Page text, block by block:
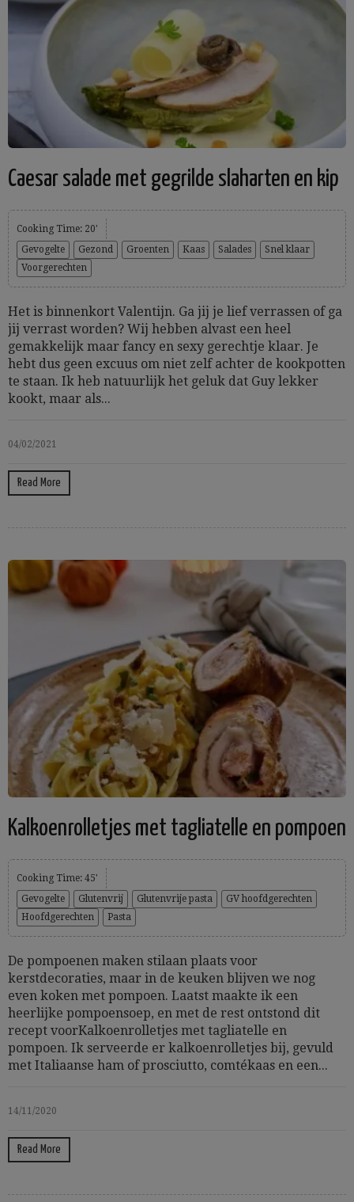
Caesar salade met gegrilde slaharten en kip
Cooking Time: 20'
Gevogelte
Gezond Groenten Kaas Salades
Snel klaar
Voorgerechten
Het is binnenkort Valentijn. Ga jij je lief verrassen of ga
jij verrast worden? Wij hebben alvast een heel
gemakkelijk maar fancy en sexy gerechtje klaar. Je
hebt dus geen excuus om niet zelf achter de kookpotten
te staan. Ik heb natuurlijk het geluk dat Guy lekker
kookt, maar als...
04/02/2021
Read More
Kalkoenrolletjes met tagliatelle en pompoen
Cooking Time: 45'
Gevogelte
Glutenvrij Glutenvrije pasta
GV hoofdgerechten
Hoofdgerechten
Pasta
De pompoenen maken stilaan plaats voor
kerstdecoraties, maar in de keuken blijven we nog
even koken met pompoen. Laatst maakte ik een
heerlijke pompoensoep, en met de rest ontstond dit
recept voorKalkoenrolletjes met tagliatelle en
pompoen. Ik serveerde er kalkoenrolletjes bij, gevuld
met Italiaanse ham of prosciutto, comtékaas en een...
14/11/2020
Read More